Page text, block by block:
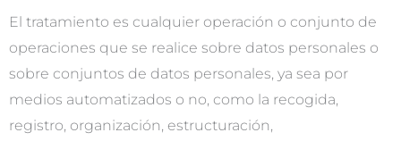
El tratamiento es cualquier operación o conjunto de
operaciones que se realice sobre datos personales o
sobre conjuntos de datos personales, ya sea por
medios automatizados o no, como la recogida,
registro, organización, estructuración,